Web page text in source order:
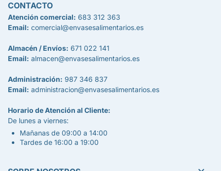
CONTACTO
Atención comercial: 683 312 363
Email: comercial@envasesalimentarios.es
Almacén / Envíos: 671 022 141
Email: almacen@envasesalimentarios.es
Administración: 987 346 837
Email: administracion@envasesalimentarios.es
Horario de Atención al Cliente:
De lunes a viernes:
Mañanas de 09:00 a 14:00
Tardes de 16:00 a 19:00